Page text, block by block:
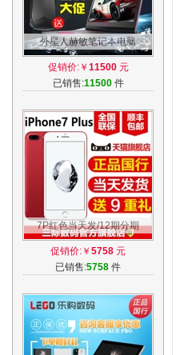
外星人赫敏笔记本电脑
Alienware 17寸ALW游戏本
M17 M15 R4赫敏店
促销价:￥ 11500元
已销售:11500件
7P红色当天发/12期分期
Apple/苹果 iPhone 7 Plus 全
网通4G手机
促销价:￥ 5758 元
已销售:5758 件